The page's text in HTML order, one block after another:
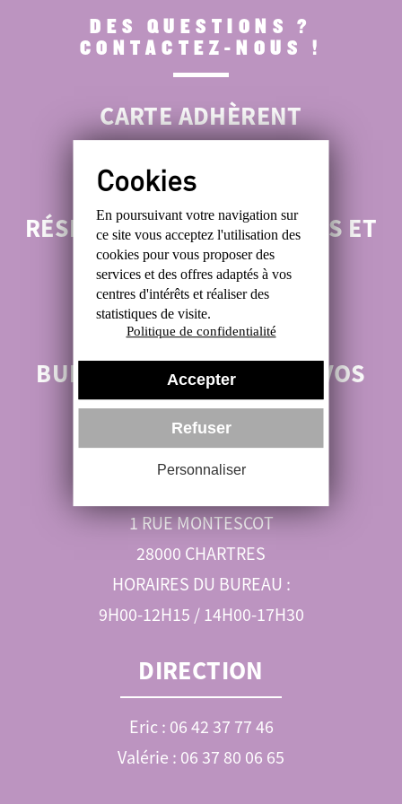
DES QUESTIONS ?
CONTACTEZ-NOUS !
CARTE ADHÈRENT
ROMAIN : 06 47 48 30 88
RÉSERVATIONS ANTIQUITÉS ET
BROCANTES
ALEXIS : 06 31 99 49 05
BUREAU :
POUR TOUTES VOS
RÉSERVATIONS
06 89 52 99 01
1 RUE MONTESCOT
28000 CHARTRES
HORAIRES DU BUREAU :
9H00-12H15 / 14H00-17H30
DIRECTION
Eric : 06 42 37 77 46
Valérie : 06 37 80 06 65
En poursuivant votre navigation sur
ce sitevous acceptez l'utilisation des
cookiespour vous proposer des
services et des offresadaptés à vos
centres d'intérêts et réaliserdes
statistiques de visite.
Politique de confidentialité
Accepter
Refuser
Personnaliser